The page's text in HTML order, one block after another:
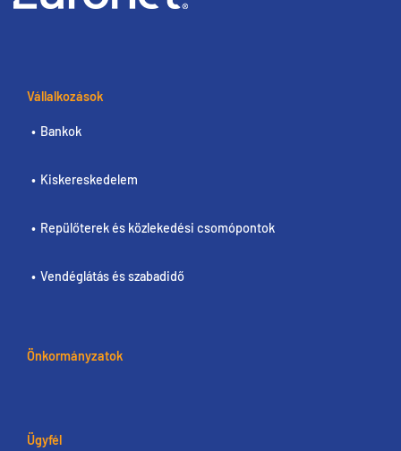
Vállalkozások
Bankok
Kiskereskedelem
Repülőterek és közlekedési csomópontok
Vendéglátás és szabadidő
Önkormányzatok
Ügyfél